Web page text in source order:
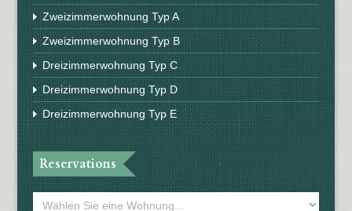
Zweizimmerwohnung Typ A
Zweizimmerwohnung Typ B
Dreizimmerwohnung Typ C
Dreizimmerwohnung Typ D
Dreizimmerwohnung Typ E
Reservations